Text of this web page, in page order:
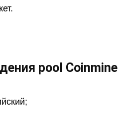
pool Coinmine